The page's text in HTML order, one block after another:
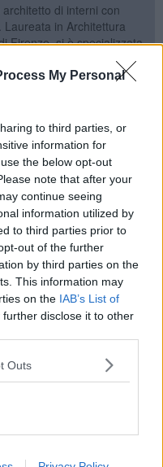
My Personal
to third parties, or
information for
the below opt-out
note that after your
continue seeing
information utilized by
to third parties prior to
out of the further
by third parties on the
This information may
on the IAB’s List of
further disclose it to other
Outs
di interni con
Laureata in Architettura
Firenze, si è specializzata
sul comfort indoor e il
studio del colore. Non
canonico puro, ma
i gusti di chi abiterà lo
Toscana iscriviti alla
Arriva gratis tutti i giorni
di posta.
di Erica Fiumalbi
tutti